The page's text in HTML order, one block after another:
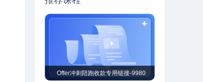
Offer冲刺陪跑收款专用链接-9980